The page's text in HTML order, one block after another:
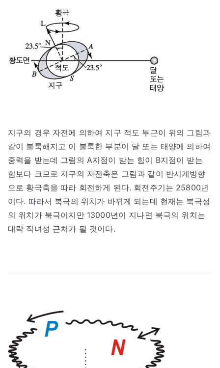
지구의 경우 자전에 의하여 지구 적도 부근이 위의 그림과
같이 불룩해지고 이 불룩한 부분이 달 또는 태양에 의하여
중력을 받는데 그림의 A지점이 받는 힘이 B지점이 받는
힘보다 크므로 지구의 자전축은 그림과 같이 반시계방향
으로 황극축을 따라 회전하게 된다. 회전주기는 25800년
이다. 따라서 북극의 위치가 바뀌게 되는데 현재는 북극성
의 위치가 북극이지만 13000년이 지나면 북극의 위치는
대략 직녀성 근처가 될 것이다.